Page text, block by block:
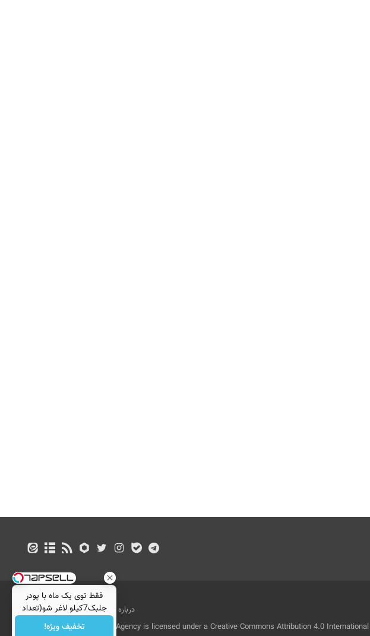
درباره ما تماس با ما
بازرگانی
All Content by Mehr News Agency is licensed under a Creative Commons Attribution 4.0 International
فقط توی یک ماه با پودر
جلبک7کیلو لاغر شو(تعداد
محدود)
تخفیف ویژه!